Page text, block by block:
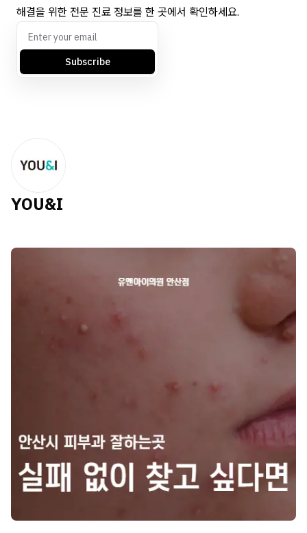
해결을 위한 전문 진료 정보를 한 곳에서 확인하세요.
Subscribe
YOU&I